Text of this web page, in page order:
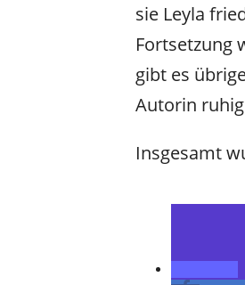
sie Leyla
Fortsetzung
gibt es
Autorin
Insgesamt